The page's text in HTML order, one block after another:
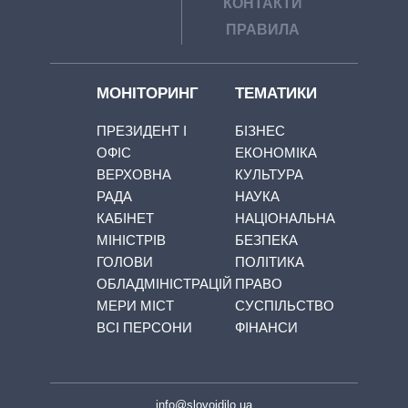
КОНТАКТИ
ПРАВИЛА
МОНІТОРИНГ
ПРЕЗИДЕНТ І
ОФІС
ВЕРХОВНА
РАДА
КАБІНЕТ
МІНІСТРІВ
ГОЛОВИ
ОБЛАДМІНІСТРАЦІЙ
МЕРИ МІСТ
ВСІ ПЕРСОНИ
ТЕМАТИКИ
БІЗНЕС
ЕКОНОМІКА
КУЛЬТУРА
НАУКА
НАЦІОНАЛЬНА
БЕЗПЕКА
ПОЛІТИКА
ПРАВО
СУСПІЛЬСТВО
ФІНАНСИ
info@slovoidilo.ua